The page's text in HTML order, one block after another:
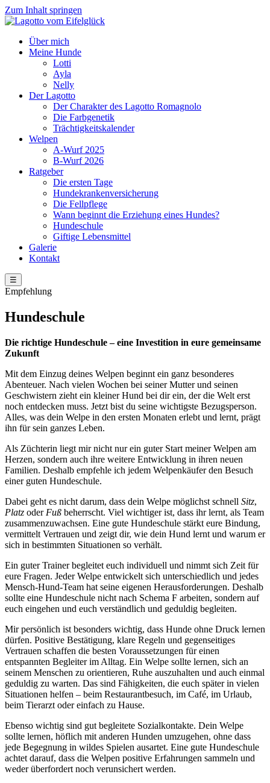
Zum Inhalt springen
Über mich
Meine Hunde
Lotti
Ayla
Nelly
Der Lagotto
Der Charakter des Lagotto Romagnolo
Die Farbgenetik
Trächtigkeitskalender
Welpen
A-Wurf 2025
B-Wurf 2026
Ratgeber
Die ersten Tage
Hundekrankenversicherung
Die Fellpflege
Wann beginnt die Erziehung eines Hundes?
Hundeschule
Giftige Lebensmittel
Galerie
Kontakt
☰
Empfehlung
Hundeschule
Die richtige Hundeschule – eine Investition in eure gemeinsame
Zukunft
Mit dem Einzug deines Welpen beginnt ein ganz besonderes
Abenteuer. Nach vielen Wochen bei seiner Mutter und seinen
Geschwistern zieht ein kleiner Hund bei dir ein, der die Welt erst
noch entdecken muss. Jetzt bist du seine wichtigste Bezugsperson.
Alles, was dein Welpe in den ersten Monaten erlebt und lernt, prägt
ihn für sein ganzes Leben.
Als Züchterin liegt mir nicht nur ein guter Start meiner Welpen am
Herzen, sondern auch ihre weitere Entwicklung in ihren neuen
Familien. Deshalb empfehle ich jedem Welpenkäufer den Besuch
einer guten Hundeschule.
Dabei geht es nicht darum, dass dein Welpe möglichst schnell Sitz,
Platz oder Fuß beherrscht. Viel wichtiger ist, dass ihr lernt, als Team
zusammenzuwachsen. Eine gute Hundeschule stärkt eure Bindung,
vermittelt Vertrauen und zeigt dir, wie dein Hund lernt und warum er
sich in bestimmten Situationen so verhält.
Ein guter Trainer begleitet euch individuell und nimmt sich Zeit für
eure Fragen. Jeder Welpe entwickelt sich unterschiedlich und jedes
Mensch-Hund-Team hat seine eigenen Herausforderungen. Deshalb
sollte eine Hundeschule nicht nach Schema F arbeiten, sondern auf
euch eingehen und euch verständlich und geduldig begleiten.
Mir persönlich ist besonders wichtig, dass Hunde ohne Druck lernen
dürfen. Positive Bestätigung, klare Regeln und gegenseitiges
Vertrauen schaffen die besten Voraussetzungen für einen
entspannten Begleiter im Alltag. Ein Welpe sollte lernen, sich an
seinem Menschen zu orientieren, Ruhe auszuhalten und auch einmal
geduldig zu warten. Das sind Fähigkeiten, die euch später in vielen
Situationen helfen – beim Restaurantbesuch, im Café, im Urlaub,
beim Tierarzt oder einfach zu Hause.
Ebenso wichtig sind gut begleitete Sozialkontakte. Dein Welpe
sollte lernen, höflich mit anderen Hunden umzugehen, ohne dass
jede Begegnung in wildes Spielen ausartet. Eine gute Hundeschule
achtet darauf, dass die Welpen positive Erfahrungen sammeln und
weder überfordert noch verunsichert werden.